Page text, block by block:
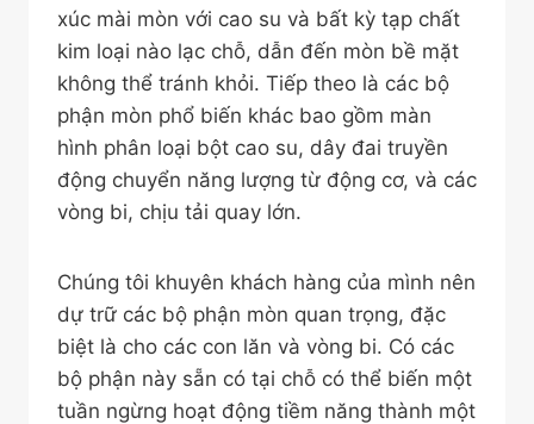
xúc mài mòn với cao su và bất kỳ tạp chất
kim loại nào lạc chỗ, dẫn đến mòn bề mặt
không thể tránh khỏi. Tiếp theo là các bộ
phận mòn phổ biến khác bao gồm màn
hình phân loại bột cao su, dây đai truyền
động chuyển năng lượng từ động cơ, và các
vòng bi, chịu tải quay lớn.
Chúng tôi khuyên khách hàng của mình nên
dự trữ các bộ phận mòn quan trọng, đặc
biệt là cho các con lăn và vòng bi. Có các
bộ phận này sẵn có tại chỗ có thể biến một
tuần ngừng hoạt động tiềm năng thành một